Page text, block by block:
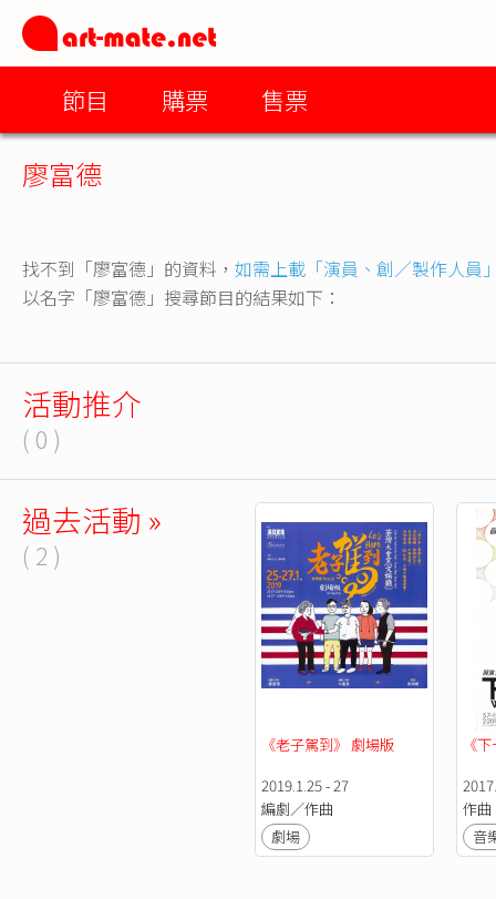
節目 購票 售票
廖富德
找不到「廖富德」的資料， 如需上載「演員、創／製作人員
以名字「廖富德」搜尋節目的結果如下：
活動推介
( 0 )
過去活動 »
( 2 )
《老子駕到》 劇場版
2019.1.25 - 27
編劇／作曲
劇場
《
作曲
音